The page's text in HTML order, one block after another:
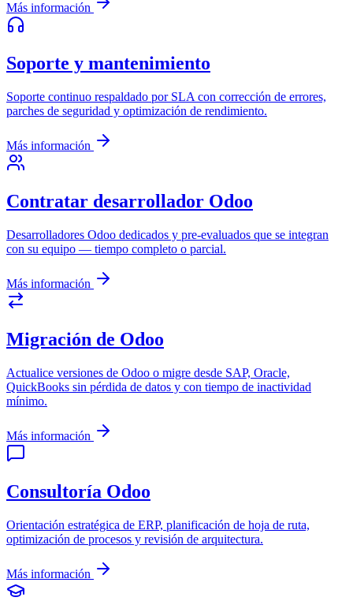
Más información
Soporte y mantenimiento
Soporte continuo respaldado por SLA con corrección de errores,
parches de seguridad y optimización de rendimiento.
Más información
Contratar desarrollador Odoo
Desarrolladores Odoo dedicados y pre-evaluados que se integran
con su equipo — tiempo completo o parcial.
Más información
Migración de Odoo
Actualice versiones de Odoo o migre desde SAP, Oracle,
QuickBooks sin pérdida de datos y con tiempo de inactividad
mínimo.
Más información
Consultoría Odoo
Orientación estratégica de ERP, planificación de hoja de ruta,
optimización de procesos y revisión de arquitectura.
Más información